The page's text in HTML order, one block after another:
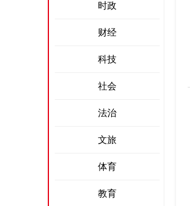
时政
财经
科技
社会
法治
文旅
体育
教育